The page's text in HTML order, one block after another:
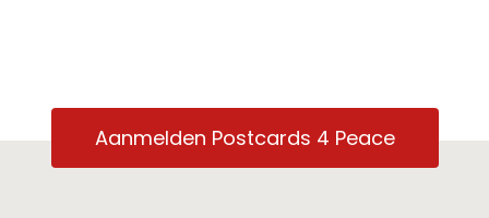
Aanmelden Postcards 4 Peace